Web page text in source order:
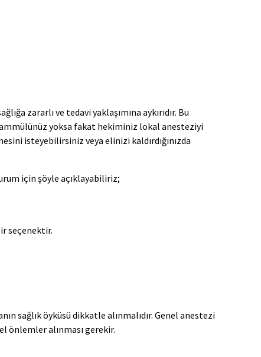
zararlı ve tedavi yaklaşımına aykırıdır. Bu
yoksa fakat hekiminiz lokal anesteziyi
isteyebilirsiniz veya elinizi kaldırdığınızda
için şöyle açıklayabiliriz;
seçenektir.
sağlık öyküsü dikkatle alınmalıdır. Genel anestezi
önlemler alınması gerekir.